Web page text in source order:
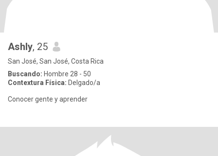
Ashly, 25
San José, San José, Costa Rica
Buscando: Hombre 28 - 50
Contextura Física: Delgado/a
Conocer gente y aprender